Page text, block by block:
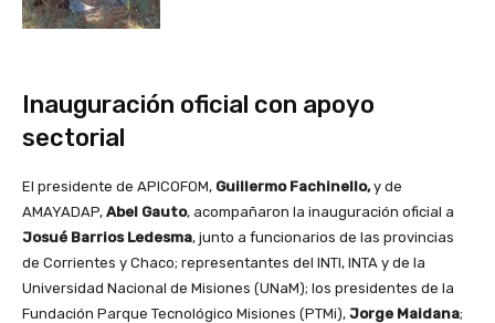
Inauguración oficial con apoyo
sectorial
El presidente de APICOFOM, Guillermo Fachinello,y de
AMAYADAP, Abel Gauto, acompañaron la inauguración oficial a
Josué Barrios Ledesma, junto a funcionarios de las provincias
de Corrientes y Chaco; representantes del INTI, INTA y de la
Universidad Nacional de Misiones (UNaM); los presidentes de la
Fundación Parque Tecnológico Misiones (PTMi), Jorge Maidana;